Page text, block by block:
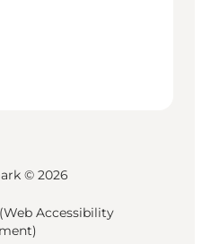
© 2026
Accessibility